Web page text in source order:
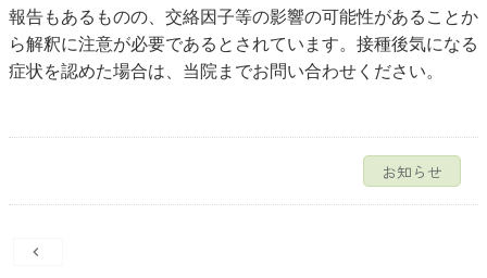
報告もあるものの、交絡因子等の影響の可能性があることか
ら解釈に注意が必要であるとされています。接種後気になる
症状を認めた場合は、当院までお問い合わせください。
お知らせ